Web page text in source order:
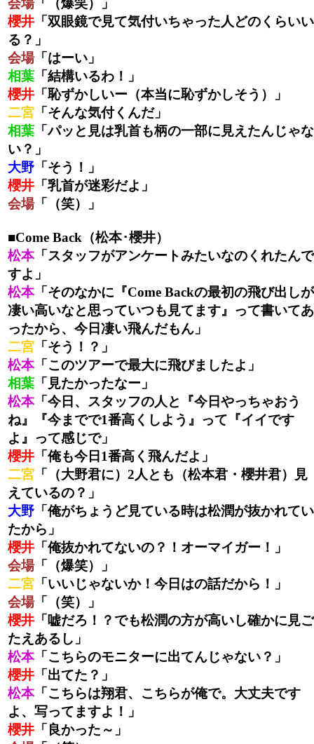
会場「（爆笑）」
櫻井 「双眼鏡で見て気付いちゃった人どのくらいい
る？」
会場「はーい」
相葉 「結構いるわ！」
櫻井 「恥ずかしいー（本当に恥ずかしそう）」
二宮 「そんな気付くんだ」
相葉 「パッと見は乳首も柄の一部に見えたんじゃな
い？」
大野 「そう！」
櫻井 「乳首が迷彩だよ」
会場「（笑）」
■Come Back（松本･櫻井）
松本「スタッフがアンケートみたいなのくれたんで
すよ」
松本「そのなかに『Come Backの最初の飛び出しが
凄い高いなと思っていつも見てます』って書いてあ
ったから、今日凄い飛んだもん」
二宮 「そう！？」
松本「このツアーで最大に飛びましたよ」
相葉 「見たかったなー」
松本「今日、スタッフの人と『今日やっちゃおう
ね』『今までで1番高くしよう』って『イイです
よ』って感じで」
櫻井 「俺も今日1番高く飛んだよ」
二宮 「（大野君に）2人とも（松本君・櫻井君）見
えているの？」
大野 「俺がちょうど見ている時は松潤が抜かれてい
たから」
櫻井 「俺抜かれてないの？！オーマイガー！」
会場「（爆笑）」
二宮 「いいじゃないか！今日はの話だから！」
会場「（笑）」
櫻井 「嘘だろ！？でも松潤の方が高いし確かに見ご
たえあるし」
松本「こちらのモニターに出てんじゃない？」
櫻井 「出てた？」
松本「こちらは翔君、こちらが俺で。大丈夫です
よ、写ってますよ！」
櫻井 「良かった～」